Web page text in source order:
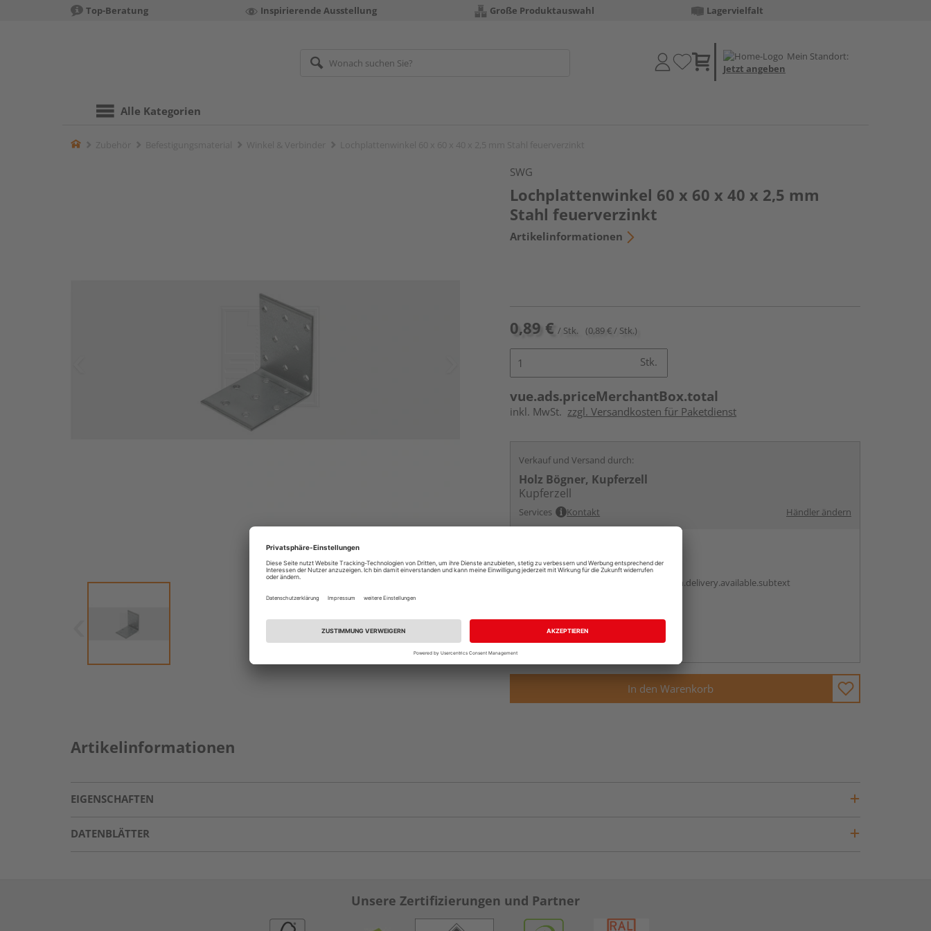
Top-Beratung Inspirierende Ausstellung Große Produktauswahl Lagervielfalt
Mein Standort:
Jetzt angeben
Alle Kategorien
Home
SWG
Lochplattenwinkel 60 x 60 x 40 x 2,5 mm
Stahl feuerverzinkt
Artikelinformationen
0,89 € / Stk. (0,89 € / Stk.)
Stk.
vue.ads.priceMerchantBox.total
inkl. MwSt. zzgl. Versandkosten für Paketdienst
Verkauf und Versand durch:
Holz Bögner, Kupferzell
Kupferzell
Services Kontakt Händler ändern
Auf Lager:
vue.ads.priceMerchantBox.option.delivery.available.subtext
Beim Händler abholen
Abholung möglich
In den Warenkorb
Artikelinformationen
EIGENSCHAFTEN
DATENBLÄTTER
Unsere Zertifizierungen und Partner